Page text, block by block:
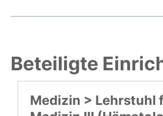
Beteiligte
Medizin > Lehrstuhl